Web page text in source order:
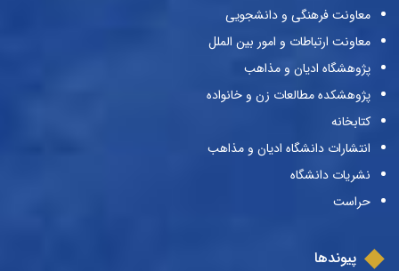
معاونت فرهنگی و دانشجویی
معاونت ارتباطات و امور بین الملل
پژوهشگاه ادیان و مذاهب
پژوهشکده مطالعات زن و خانواده
کتابخانه
انتشارات دانشگاه ادیان و مذاهب
نشریات دانشگاه
حراست
پیوندها